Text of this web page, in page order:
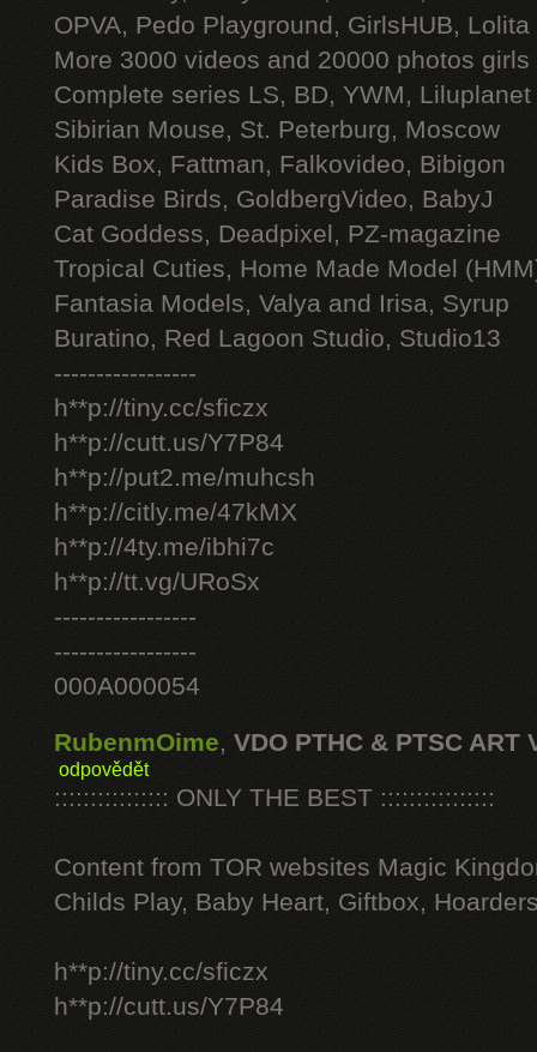
OPVA, Pedo Playground, GirlsHUB, Lolita
More 3000 videos and 20000 photos
Complete series LS, BD, YWM, Liluplanet
Sibirian Mouse, St. Peterburg, Moscow
Kids Box, Fattman, Falkovideo, Bibigon
Paradise Birds, GoldbergVideo, BabyJ
Cat Goddess, Deadpixel, PZ-magazine
Tropical Cuties, Home Made Model
Fantasia Models, Valya and Irisa, Syrup
Buratino, Red Lagoon Studio, Studio13
-----------------
h**p://tiny.cc/sficzx
h**p://cutt.us/Y7P84
h**p://put2.me/muhcsh
h**p://citly.me/47kMX
h**p://4ty.me/ibhi7c
h**p://tt.vg/URoSx
-----------------
-----------------
000A000054
RubenmOime, VDO PTHC & PTSC ART
odpovědět
:::::::::::::::: ONLY THE BEST ::::::::::::::::
Content from TOR websites Magic
Childs Play, Baby Heart, Giftbox,
h**p://tiny.cc/sficzx
h**p://cutt.us/Y7P84